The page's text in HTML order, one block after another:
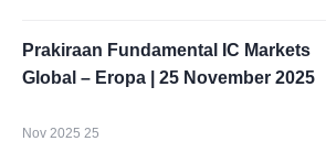
Prakiraan Fundamental IC Markets
Global – Eropa | 25 November 2025
Nov 2025 25